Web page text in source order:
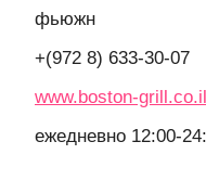
фьюжн
+(972 8) 633-30-07
www.boston-grill.co.il
ежедневно 12:00-